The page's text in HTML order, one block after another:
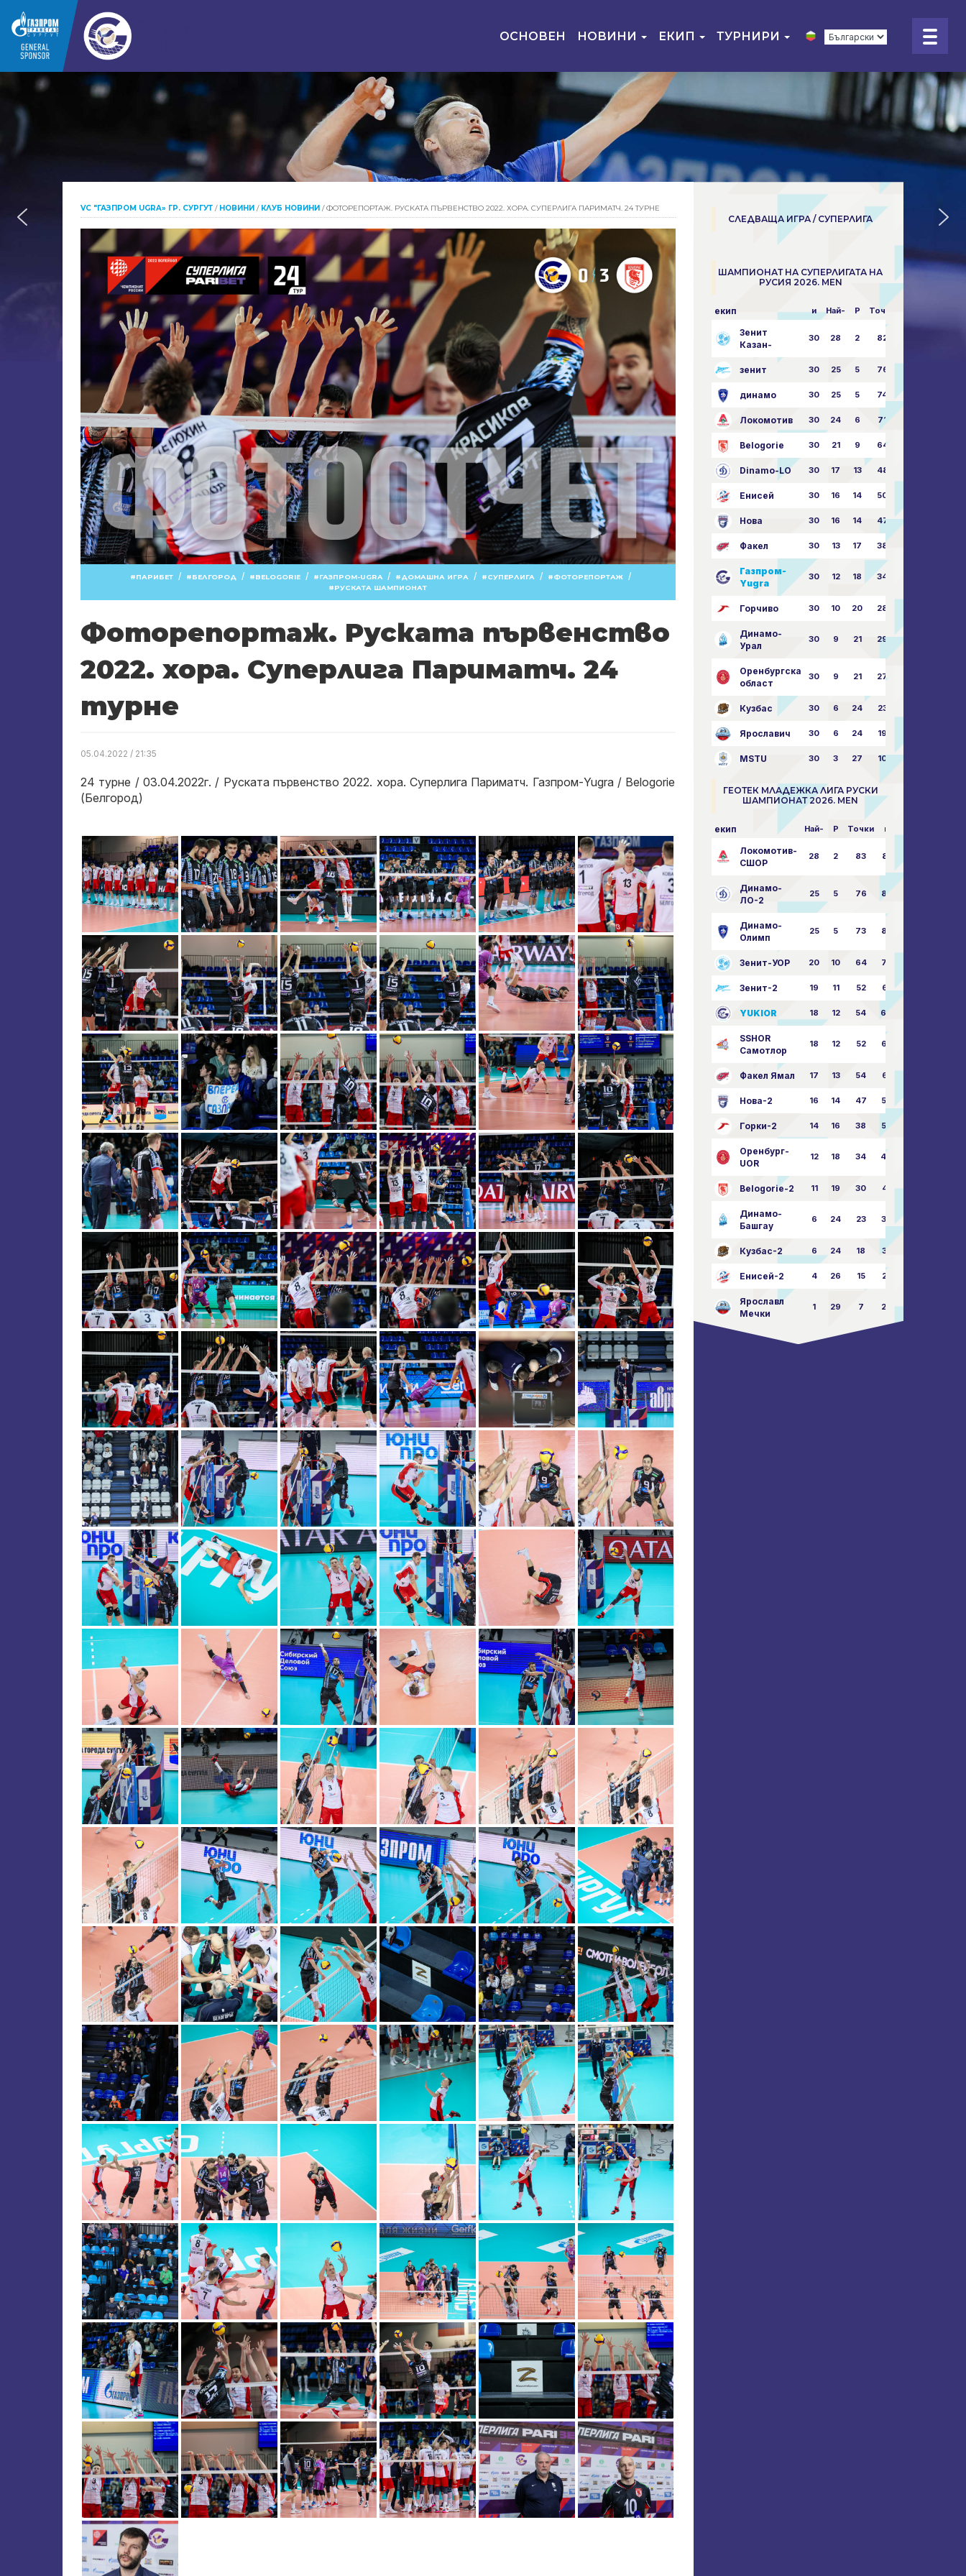
ОСНОВЕН НОВИНИ ЕКИП ТУРНИРИ
VC "ГАЗПРОМ UGRA» ГР. СУРГУТ / НОВИНИ / КЛУБ НОВИНИ /ФОТОРЕПОРТАЖ. РУСКАТА ПЪРВЕНСТВО 2022. ХОРА. СУПЕРЛИГА ПАРИМАТЧ. 24 ТУРНЕ
ПАРИБЕТ / БЕЛГОРОД / BELOGORIE / ГАЗПРОМ-UGRA / ДОМАШНА ИГРА / СУПЕРЛИГА / ФОТОРЕПОРТАЖ /
РУСКАТА ШАМПИОНАТ
Фоторепортаж. Руската първенство
2022. хора. Суперлига Париматч. 24
турне
05.04.2022 / 21:35
24 турне / 03.04.2022г. / Руската първенство 2022. хора. Суперлига Париматч. Газпром-Yugra / Belogorie
(Белгород)
СЛЕДВАЩА ИГРА / СУПЕРЛИГА
ШАМПИОНАТ НА СУПЕРЛИГАТА НА
РУСИЯ 2026. MEN
екип и Най- P Точки
Зенит
Казан-
30 28 2 82
зенит 30 25 5 76
динамо 30 25 5 74
Локомотив 30 24 6 71
Belogorie 30 21 9 64
Dinamo-LO 30 17 13 48
Енисей 30 16 14 50
Нова 30 16 14 47 62:58
Факел 30 13 17 38
Газпром-
Yugra
30 12 18 34
Горчиво 30 10 20 28
Динамо-
Урал
30 9 21 29 41:70
Оренбургска
област
30 9 21 27
Кузбас 30 6 24 23
Ярославич 30 6 24 19
MSTU 30 3 27 10 25:87
ГЕОТЕК МЛАДЕЖКА ЛИГА РУСКИ
ШАМПИОНАТ 2026. MEN
екип Най- P Точки пара
Локомотив-
СШОР
28 2 83 85:14
Динамо-
ЛО-2
25 5 76 82:30
Динамо-
Олимп
25 5 73 80:32
Зенит-УОР 20 10 64 74:43
Зенит-2 19 11 52 68:51
YUKIOR 18 12 54 64:46
SSHOR
Самотлор
18 12 52 64:50
Факел Ямал 17 13 54 65:52
Нова-2 16 14 47 58:57
Горки-2 14 16 38 50:63
Оренбург-
UOR
12 18 34 49:67
Belogorie-2 11 19 30 44:71
Динамо-
Башгау
6 24 23 36:75
Кузбас-2 6 24 18 35:82
Енисей-2 4 26 15 25:82
Ярославл
Мечки
1 29 7 23:87